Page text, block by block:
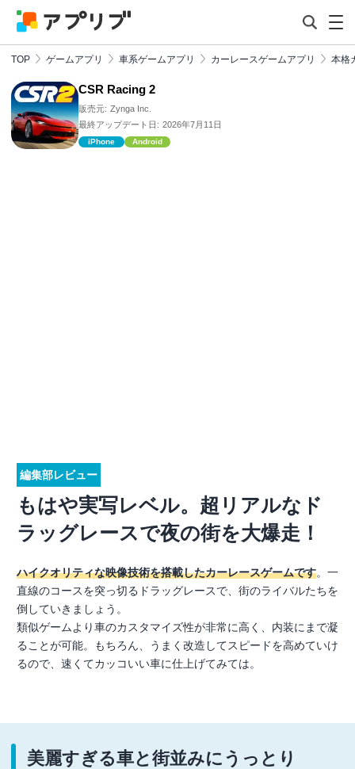
TOP ゲームアプリ 車系ゲームアプリ カーレースゲームアプリ 本格
CSR Racing 2
販売元: Zynga Inc.
最終アップデート日: 2026年7月11日
iPhone Android
編集部レビュー
もはや実写レベル。超リアルなド
ラッグレースで夜の街を大爆走！
ハイクオリティな映像技術を搭載したカーレースゲームです。一
直線のコースを突っ切るドラッグレースで、街のライバルたちを
倒していきましょう。
類似ゲームより車のカスタマイズ性が非常に高く、内装にまで凝
ることが可能。もちろん、うまく改造してスピードを高めていけ
るので、速くてカッコいい車に仕上げてみては。
美麗すぎる車と街並みにうっとり